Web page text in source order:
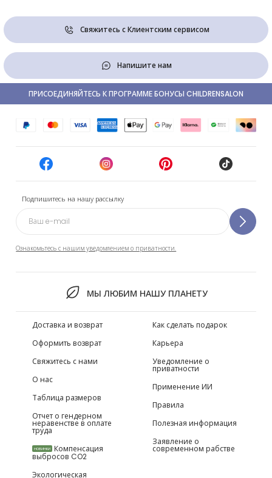
Свяжитесь с Клиентским сервисом
Напишите нам
Подпишитесь на нашу рассылку
Ознакомьтесь с нашим уведомлением о приватности.
МЫ ЛЮБИМ НАШУ ПЛАНЕТУ
ПРИСОЕДИНЯЙТЕСЬ К ПРОГРАММЕ БОНУСЫ CHILDRENSALON
Доставка и возврат
Оформить возврат
Свяжитесь с нами
О нас
Таблица размеров
Отчет о гендерном
неравенстве в оплате
труда
НОВИНКИ Компенсация
выбросов CO2
Экологическая
Как сделать подарок
Карьера
Уведомление о
приватности
Применение ИИ
Правила
Полезная информация
Заявление о
современном рабстве